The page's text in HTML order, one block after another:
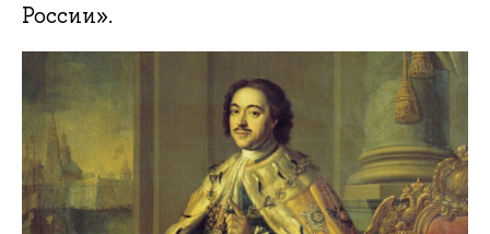
России».